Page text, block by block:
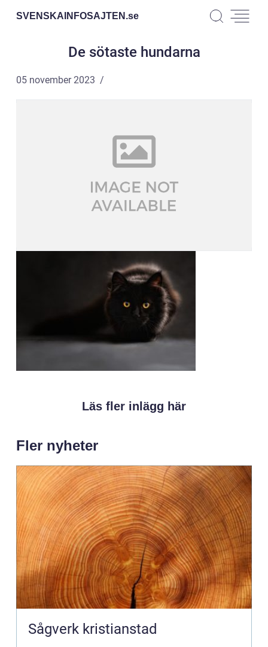
SVENSKAINFOSAJTEN.se
De sötaste hundarna
05 november 2023
Läs fler inlägg här
Fler nyheter
Sågverk kristianstad